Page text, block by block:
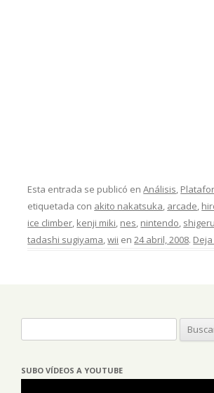
Esta entrada se publicó enAnálisis,
etiquetada con akito nakatsuka, arcade,
ice climber, kenji miki, nes, nintendo,
tadashi sugiyama,wii en24 abril, 2008.
SUBO VÍDEOS A YOUTUBE